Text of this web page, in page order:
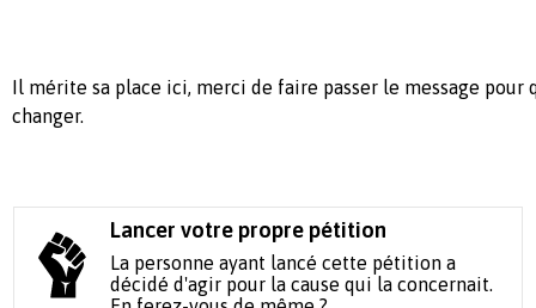
Il mérite sa place ici, merci de faire passer le message pour
changer.
Lancer votre propre pétition
La personne ayant lancé cette pétition a
décidé d'agir pour la cause qui la concernait.